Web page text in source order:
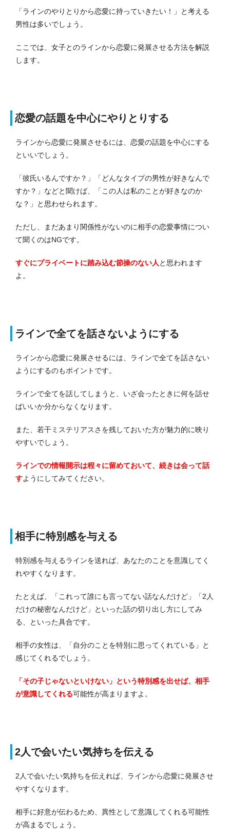
「ラインのやりとりから恋愛に持っていきたい！」と考える
男性は多いでしょう。
ここでは、女子とのラインから恋愛に発展させる方法を解説
します。
恋愛の話題を中心にやりとりする
ラインから恋愛に発展させるには、恋愛の話題を中心にする
といいでしょう。
「彼氏いるんですか？」「どんなタイプの男性が好きなんで
すか？」などと聞けば、「この人は私のことが好きなのか
な？」と思わせられます。
ただし、まだあまり関係性がないのに相手の恋愛事情につい
て聞くのはNGです。
すぐにプライベートに踏み込む節操のない人 と思われます
よ。
ラインで全てを話さないようにする
ラインから恋愛に発展させるには、ラインで全てを話さない
ようにするのもポイントです。
ラインで全てを話してしまうと、いざ会ったときに何を話せ
ばいいか分からなくなります。
また、若干ミステリアスさを残しておいた方が魅力的に映り
やすいでしょう。
ラインでの情報開示は程々に留めておいて、続きは会って話
すようにしてみてください。
相手に特別感を与える
特別感を与えるラインを送れば、あなたのことを意識してく
れやすくなります。
たとえば、「これって誰にも言ってない話なんだけど」「2人
だけの秘密なんだけど」といった話の切り出し方にしてみ
る、といった具合です。
相手の女性は、「自分のことを特別に思ってくれている」と
感じてくれるでしょう。
「その子じゃないといけない」という特別感を出せば、相手
が意識してくれる可能性が高まりますよ。
2人で会いたい気持ちを伝える
2人で会いたい気持ちを伝えれば、ラインから恋愛に発展させ
やすくなります。
相手に好意が伝わるため、異性として意識してくれる可能性
が高まるでしょう。